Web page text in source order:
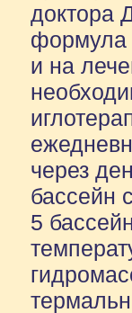
доктора
формула
и на
через
бассейн
5